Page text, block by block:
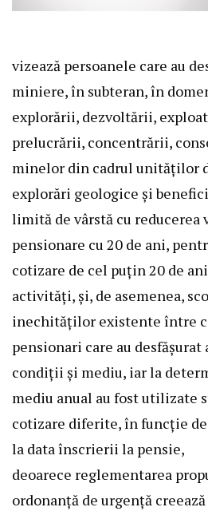
vizează persoanele care au
miniere, în subteran, în
explorării, dezvoltării,
prelucrării, concentrării,
minelor din cadrul unităţilor
explorări geologice şi
limită de vârstă cu reducerea
pensionare cu 20 de ani,
cotizare de cel puţin 20 de
activităţi, şi, de asemenea,
inechităţilor existente între
pensionari care au
condiţii şi mediu, iar la
mediu anual au fost utilizate
cotizare diferite, în funcţie
la data înscrierii la pensie,
deoarece reglementarea
ordonanţă de urgenţă